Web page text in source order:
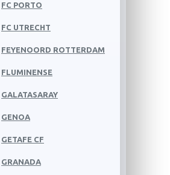
FC PORTO
FC UTRECHT
FEYENOORD ROTTERDAM
FLUMINENSE
GALATASARAY
GENOA
GETAFE CF
GRANADA